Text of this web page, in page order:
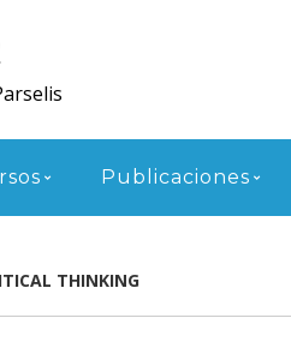
Publicaciones
THINKING